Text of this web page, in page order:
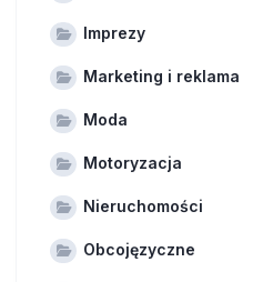
Imprezy
Marketing i reklama
Moda
Motoryzacja
Nieruchomości
Obcojęzyczne